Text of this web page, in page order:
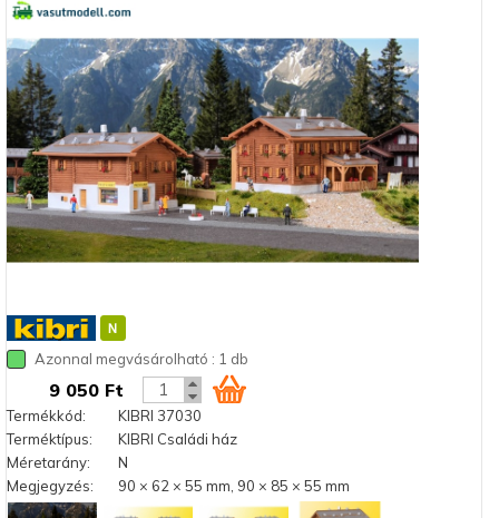
Azonnal megvásárolható : 1 db
9 050 Ft
Termékkód:
KIBRI 37030
Terméktípus:
KIBRI Családi ház
Méretarány:
N
Megjegyzés:
90 × 62 × 55 mm, 90 × 85 × 55 mm